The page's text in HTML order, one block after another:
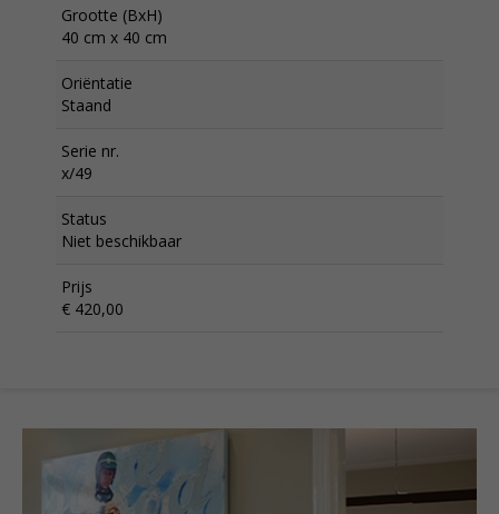
Grootte (BxH)
40 cm x 40 cm
Oriëntatie
Staand
Serie nr.
x/49
Status
Niet beschikbaar
Prijs
€ 420,00